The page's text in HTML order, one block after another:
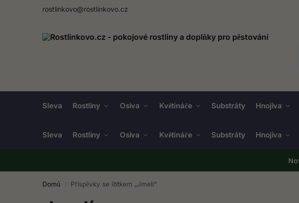
rostlinkovo@rostlinkovo.cz
Sleva Rostliny Osiva Květináče Substráty Hnojiva
Sleva Rostliny Osiva Květináče Substráty Hnojiva
Domů Příspěvky se štítkem „Jmelí“